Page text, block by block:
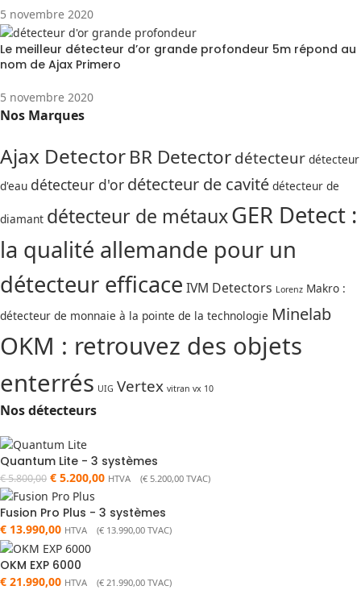
5 novembre 2020
Le meilleur détecteur d’or grande profondeur 5m répond au
nom de Ajax Primero
5 novembre 2020
Nos Marques
Ajax DetectorBR Detectordétecteur détecteur
d'eau détecteur d'or détecteur de cavité détecteur de
diamant détecteur de métauxGER Detect :
la qualité allemande pour un
détecteur efficace IVM Detectors Lorenz Makro :
détecteur de monnaie à la pointe de la technologie Minelab
OKM : retrouvez des objets
enterrés UIG Vertex vitran vx 10
Nos détecteurs
Quantum Lite - 3 systèmes
€5.800,00 € 5.200,00 HTVA (€ 5.200,00 TVAC)
Fusion Pro Plus - 3 systèmes
€ 13.990,00 HTVA (€ 13.990,00 TVAC)
OKM EXP 6000
€ 21.990,00 HTVA (€ 21.990,00 TVAC)